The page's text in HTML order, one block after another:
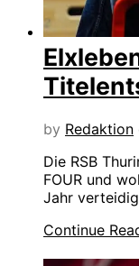
by Redaktion
Die RSB
FOUR und
Jahr
Continue